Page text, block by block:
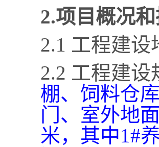
2.项目概况
2.1 工程建设
2.2 工程建设
棚、饲料仓
门、室外地
米，其中1#